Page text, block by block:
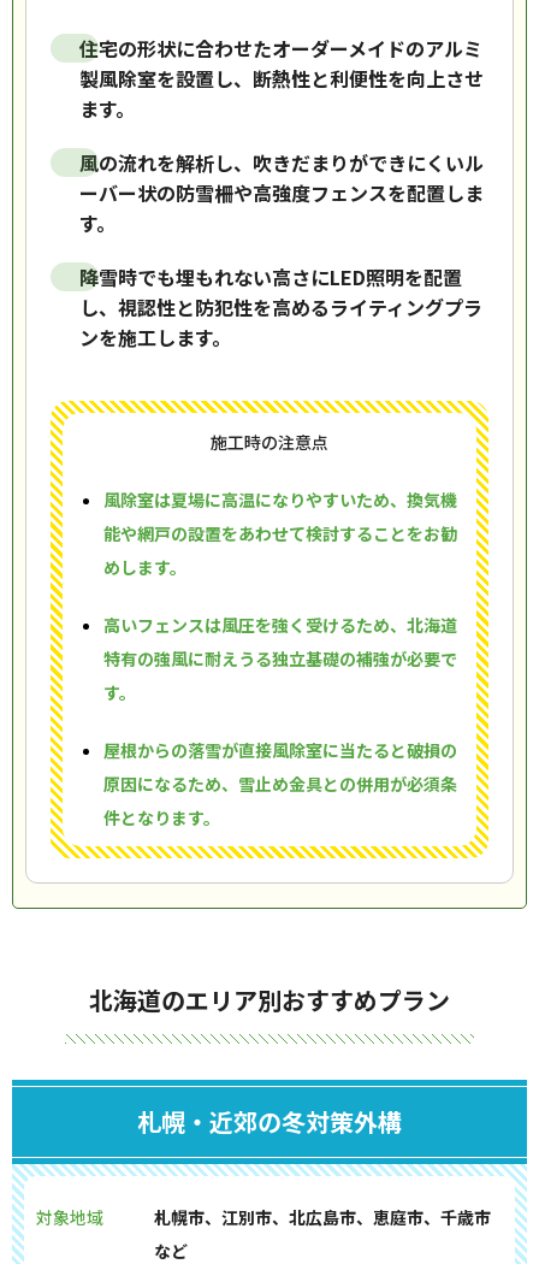
住宅の形状に合わせたオーダーメイドのアルミ
製風除室を設置し、断熱性と利便性を向上させ
ます。
風の流れを解析し、吹きだまりができにくいル
ーバー状の防雪柵や高強度フェンスを配置しま
す。
降雪時でも埋もれない高さにLED照明を配置
し、視認性と防犯性を高めるライティングプラ
ンを施工します。
施工時の注意点
風除室は夏場に高温になりやすいため、換気機
能や網戸の設置をあわせて検討することをお勧
めします。
高いフェンスは風圧を強く受けるため、北海道
特有の強風に耐えうる独立基礎の補強が必要で
す。
屋根からの落雪が直接風除室に当たると破損の
原因になるため、雪止め金具との併用が必須条
件となります。
北海道のエリア別おすすめプラン
札幌・近郊の冬対策外構
対象地域
札幌市、江別市、北広島市、恵庭市、千歳市
など